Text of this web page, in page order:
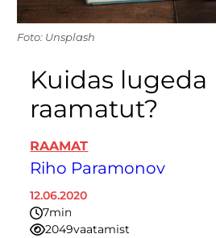
Foto: Unsplash
Kuidas lugeda
raamatut?
RAAMAT
Riho Paramonov
12.06.2020
7minutit
2049vaatamist